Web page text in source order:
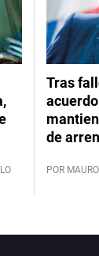
Tras
de
POR